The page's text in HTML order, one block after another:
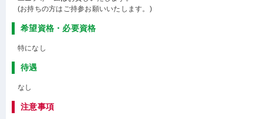
(お持ちの方はご持参お願いいたします。)
希望資格・必要資格
特になし
待遇
なし
注意事項